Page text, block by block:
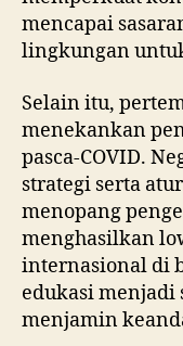
mencapai
lingkungan
Selain itu,
menekankan
pasca-COVID.
strategi serta
menopang
menghasilkan
internasional di
edukasi menjadi
menjamin